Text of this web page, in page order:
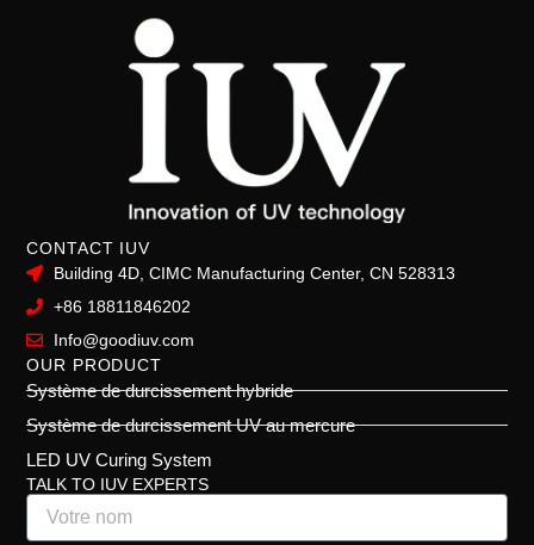
CONTACT IUV
Building 4D, CIMC Manufacturing Center, CN 528313
+86 18811846202
Info@goodiuv.com
OUR PRODUCT
Système de durcissement hybride
Système de durcissement UV au mercure
LED UV Curing System
TALK TO IUV EXPERTS